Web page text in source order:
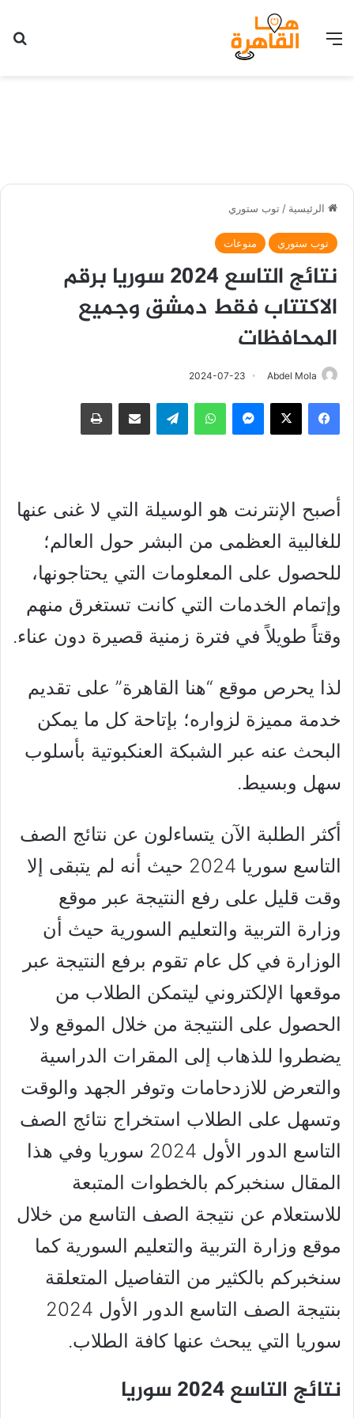
القائمة
الرئيسية / توب ستوري
توب ستوري منوعات
نتائج التاسع 2024 سوريا برقم
الاكتتاب فقط دمشق وجميع
المحافظات
Abdel Mola
2024-07-23
فيسبوك ‫X ماسنجر واتساب تيلقرام مشاركة عبر البريد طباعة
أصبح الإنترنت هو الوسيلة التي لا غنى عنها
للغالبية العظمى من البشر حول العالم؛
للحصول على المعلومات التي يحتاجونها،
وإتمام الخدمات التي كانت تستغرق منهم
وقتاً طويلاً في فترة زمنية قصيرة دون عناء.
لذا يحرص موقع “هنا القاهرة” على تقديم
خدمة مميزة لزواره؛ بإتاحة كل ما يمكن
البحث عنه عبر الشبكة العنكبوتية بأسلوب
سهل وبسيط.
أكثر الطلبة الآن يتساءلون عن نتائج الصف
التاسع سوريا 2024 حيث أنه لم يتبقى إلا
وقت قليل على رفع النتيجة عبر موقع
وزارة التربية والتعليم السورية حيث أن
الوزارة في كل عام تقوم برفع النتيجة عبر
موقعها الإلكتروني ليتمكن الطلاب من
الحصول على النتيجة من خلال الموقع ولا
يضطروا للذهاب إلى المقرات الدراسية
والتعرض للازدحامات وتوفر الجهد والوقت
وتسهل على الطلاب استخراج نتائج الصف
التاسع الدور الأول 2024 سوريا وفي هذا
المقال سنخبركم بالخطوات المتبعة
للاستعلام عن نتيجة الصف التاسع من خلال
موقع وزارة التربية والتعليم السورية كما
سنخبركم بالكثير من التفاصيل المتعلقة
بنتيجة الصف التاسع الدور الأول 2024
سوريا التي يبحث عنها كافة الطلاب.
نتائج التاسع 2024 سوريا